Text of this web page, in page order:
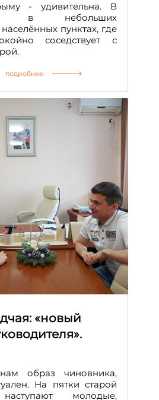
- удивительна. В
в небольших
пунктах, где
соседствует с
подробнее
«новый
образ чиновника,
На пятки старой
молодые,